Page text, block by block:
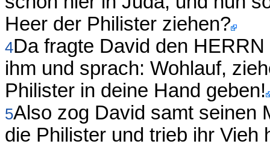
Heer der Philister ziehen?
4Da fragte David den
ihm und sprach: Wohlauf,
Philister in deine Hand geben!
5Also zog David samt seinen
die Philister und trieb ihr Vieh